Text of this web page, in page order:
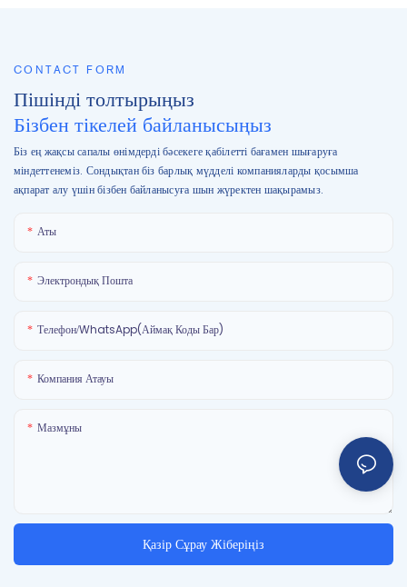
CONTACT FORM
Пішінді толтырыңыз
Бізбен тікелей байланысыңыз
Біз ең жақсы сапалы өнімдерді бәсекеге қабілетті бағамен шығаруға
міндеттенеміз. Сондықтан біз барлық мүдделі компанияларды қосымша
ақпарат алу үшін бізбен байланысуға шын жүректен шақырамыз.
Аты
Электрондық Пошта
Телефон/WhatsApp(Аймақ Коды Бар)
Компания Атауы
Мазмұны
Қазір Сұрау Жіберіңіз